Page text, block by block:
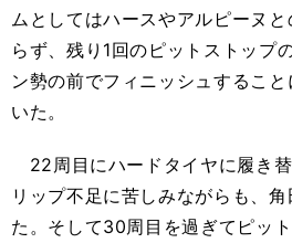
ムとしてはハースやアルピーヌ
らず、残り1回のピットストップ
ン勢の前でフィニッシュするこ
いた。
22周目にハードタイヤに履き
リップ不足に苦しみながらも、
た。そして30周目を過ぎてピッ